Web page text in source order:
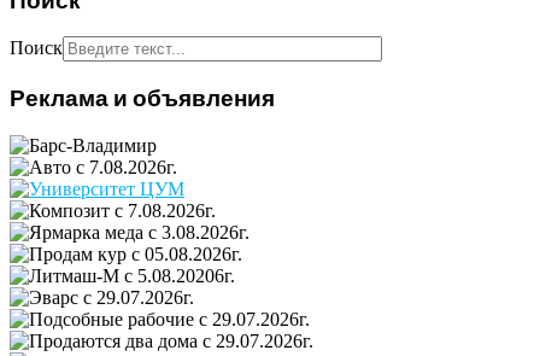
Поиск
Реклама и объявления